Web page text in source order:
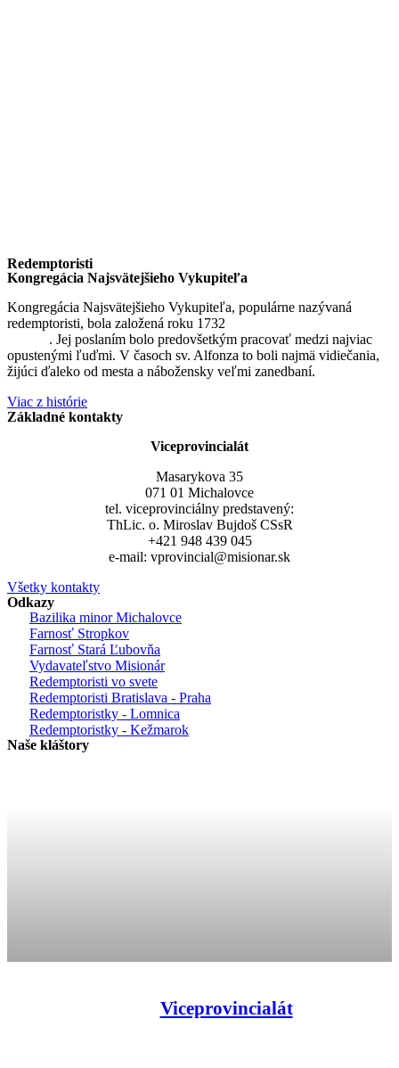
Redemptoristi
Kongregácia Najsvätejšieho Vykupiteľa
Kongregácia Najsvätejšieho Vykupiteľa, populárne nazývaná
redemptoristi, bola založená roku 1732
. Jej poslaním bolo predovšetkým pracovať medzi najviac
opustenými ľuďmi. V časoch sv. Alfonza to boli najmä vidiečania,
žijúci ďaleko od mesta a nábožensky veľmi zanedbaní.
Viac z histórie
Základné kontakty
Viceprovincialát
Masarykova 35
071 01 Michalovce
tel. viceprovinciálny predstavený:
ThLic. o. Miroslav Bujdoš CSsR
+421 948 439 045
e-mail: vprovincial@misionar.sk
Všetky kontakty
Odkazy
Bazilika minor Michalovce
Farnosť Stropkov
Farnosť Stará Ľubovňa
Vydavateľstvo Misionár
Redemptoristi vo svete
Redemptoristi Bratislava - Praha
Redemptoristky - Lomnica
Redemptoristky - Kežmarok
Naše kláštory
Viceprovincialát